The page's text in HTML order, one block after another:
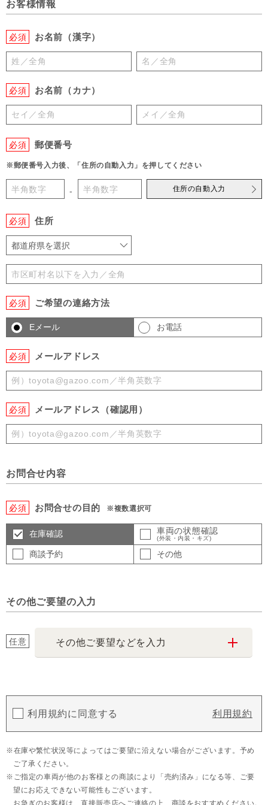
お客様情報
必須 お名前（漢字）
必須 お名前（カナ）
必須 郵便番号
※郵便番号入力後、「住所の自動入力」を押してください
- 住所の自動入力
必須 住所
都道府県を選択
必須 ご希望の連絡方法
Eメール お電話
必須 メールアドレス
必須 メールアドレス（確認用）
お問合せ内容
必須 お問合せの目的 ※複数選択可
在庫確認 車両の状態確認
(外装・内装・キズ)
商談予約 その他
その他ご要望の入力
任意 その他ご要望などを入力
利用規約に同意する 利用規約
在庫や繁忙状況等によってはご要望に沿えない場合がございます。予め
ご了承ください。
ご指定の車両が他のお客様との商談により「売約済み」になる等、ご要
望にお応えできない可能性もございます。
お急ぎのお客様は、直接販売店へご連絡の上、商談をおすすめください。